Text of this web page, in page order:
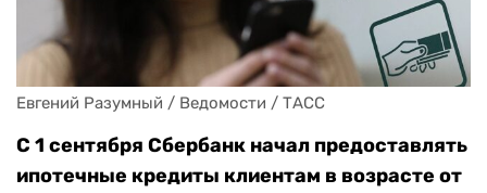
Евгений Разумный / Ведомости / ТАСС
С 1 сентября Сбербанк начал предоставлять
ипотечные кредиты клиентам в возрасте от